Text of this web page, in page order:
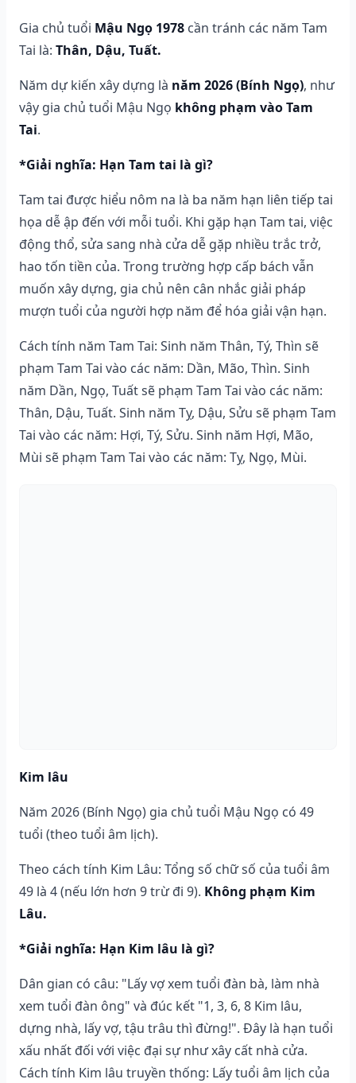
Gia chủ tuổi Mậu Ngọ 1978 cần tránh các năm Tam
Tai là: Thân, Dậu, Tuất.
Năm dự kiến xây dựng là năm 2026 (Bính Ngọ), như
vậy gia chủ tuổi Mậu Ngọ không phạm vào Tam
Tai.
*Giải nghĩa: Hạn Tam tai là gì?
Tam tai được hiểu nôm na là ba năm hạn liên tiếp tai
họa dễ ập đến với mỗi tuổi. Khi gặp hạn Tam tai, việc
động thổ, sửa sang nhà cửa dễ gặp nhiều trắc trở,
hao tốn tiền của. Trong trường hợp cấp bách vẫn
muốn xây dựng, gia chủ nên cân nhắc giải pháp
mượn tuổi của người hợp năm để hóa giải vận hạn.
Cách tính năm Tam Tai: Sinh năm Thân, Tý, Thìn sẽ
phạm Tam Tai vào các năm: Dần, Mão, Thìn. Sinh
năm Dần, Ngọ, Tuất sẽ phạm Tam Tai vào các năm:
Thân, Dậu, Tuất. Sinh năm Tỵ, Dậu, Sửu sẽ phạm Tam
Tai vào các năm: Hợi, Tý, Sửu. Sinh năm Hợi, Mão,
Mùi sẽ phạm Tam Tai vào các năm: Tỵ, Ngọ, Mùi.
Kim lâu
Năm 2026 (Bính Ngọ) gia chủ tuổi Mậu Ngọ có 49
tuổi (theo tuổi âm lịch).
Theo cách tính Kim Lâu: Tổng số chữ số của tuổi âm
49 là 4 (nếu lớn hơn 9 trừ đi 9). Không phạm Kim
Lâu.
*Giải nghĩa: Hạn Kim lâu là gì?
Dân gian có câu: "Lấy vợ xem tuổi đàn bà, làm nhà
xem tuổi đàn ông" và đúc kết "1, 3, 6, 8 Kim lâu,
dựng nhà, lấy vợ, tậu trâu thì đừng!". Đây là hạn tuổi
xấu nhất đối với việc đại sự như xây cất nhà cửa.
Cách tính Kim lâu truyền thống: Lấy tuổi âm lịch của